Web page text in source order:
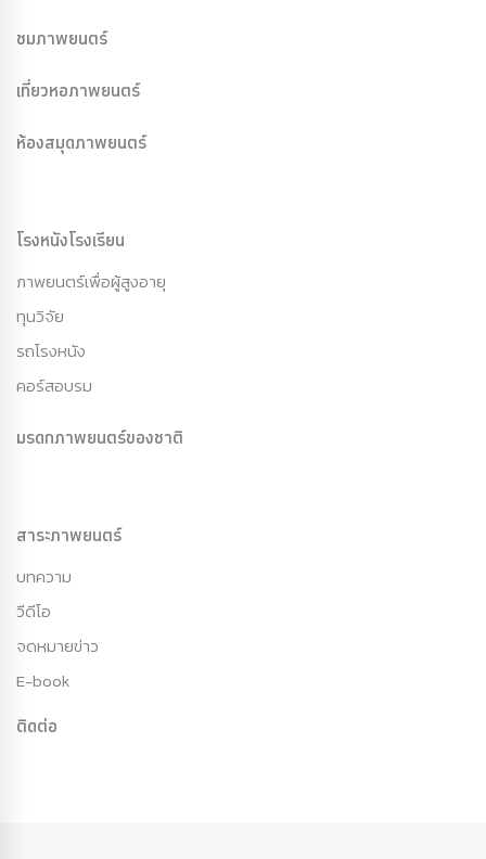
ชมภาพยนตร์
เที่ยวหอภาพยนตร์
ห้องสมุดภาพยนตร์
โรงหนังโรงเรียน
ภาพยนตร์เพื่อผู้สูงอายุ
ทุนวิจัย
รถโรงหนัง
คอร์สอบรม
มรดกภาพยนตร์ของชาติ
สาระภาพยนตร์
บทความ
วีดีโอ
จดหมายข่าว
E-book
ติดต่อ